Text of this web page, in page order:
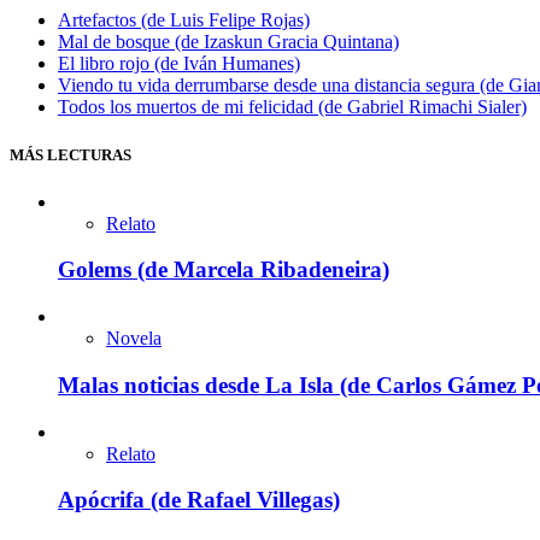
Artefactos (de Luis Felipe Rojas)
Mal de bosque (de Izaskun Gracia Quintana)
El libro rojo (de Iván Humanes)
Viendo tu vida derrumbarse desde una distancia segura (de
Todos los muertos de mi felicidad (de Gabriel Rimachi Sialer)
MÁS LECTURAS
Relato
Golems (de Marcela Ribadeneira)
Novela
Malas noticias desde La Isla (de Carlos Gámez
Relato
Apócrifa (de Rafael Villegas)